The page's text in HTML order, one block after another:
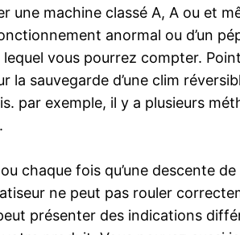
machine classé A, A ou et
anormal ou d’un
vous pourrez compter.
sauvegarde d’une clim
par exemple, il y a plusieurs
chaque fois qu’une descente
ne peut pas rouler
présenter des indications